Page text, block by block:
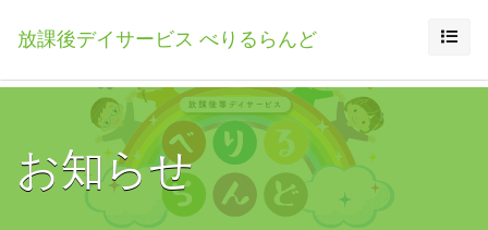
放課後デイサービス べりるらんど
お知らせ